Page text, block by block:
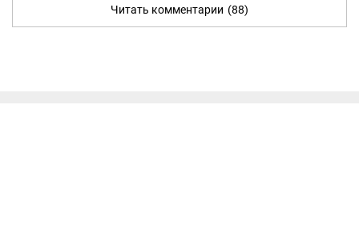
Читать комментарии (88)